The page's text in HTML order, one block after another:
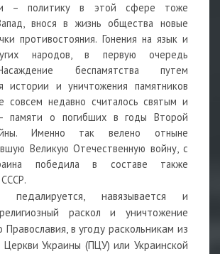
– политику в этой сфере тоже
внося в жизнь общества новые
противостояния. Гонения на язык и
народов, в первую очередь
беспамятства путем
истории и уничтожения памятников
совсем недавно считалось святым и
памяти о погибших в годы Второй
Именно так велено отныне
Великую Отечественную войну, с
победила в составе также
навязывается и
раскол и уничтожение
Православия, в угоду раскольникам из
Церкви Украины (ПЦУ) или Украинской